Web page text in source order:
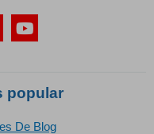
popular
De Blog